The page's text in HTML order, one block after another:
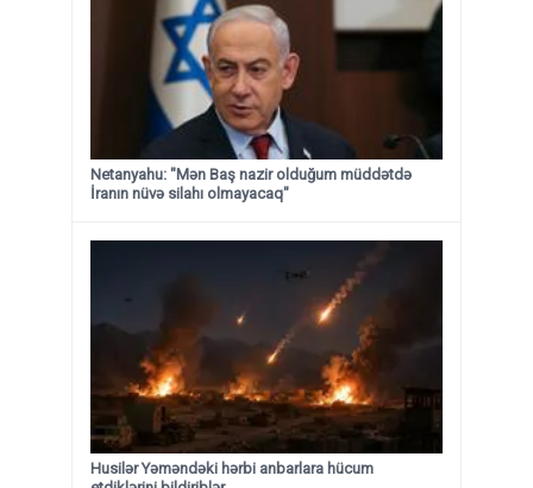
Netanyahu: "Mən Baş nazir olduğum müddətdə
İranın nüvə silahı olmayacaq"
Husilər Yəməndəki hərbi anbarlara hücum